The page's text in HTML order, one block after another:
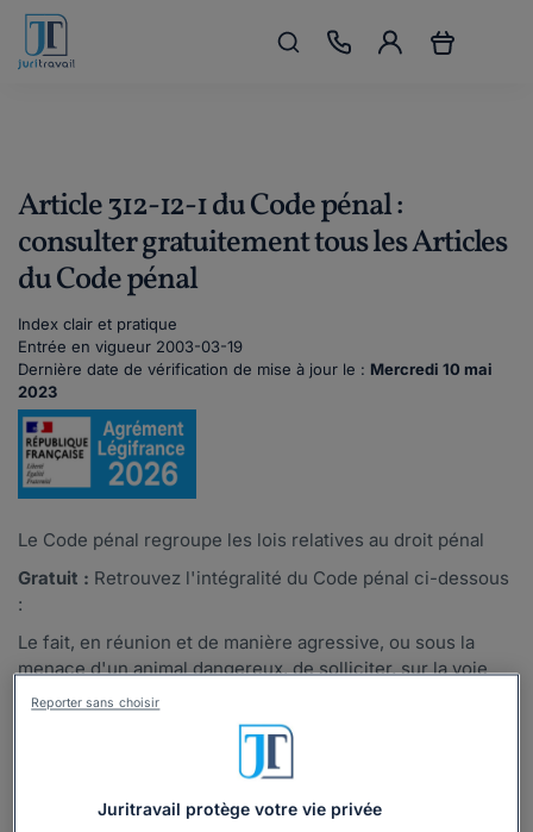
Article 312-12-1 du Code pénal :
consulter gratuitement tous les Articles
du Code pénal
Index clair et pratique
Entrée en vigueur 2003-03-19
Dernière date de vérification de mise à jour le : Mercredi 10 mai
2023
Le Code pénal regroupe les lois relatives au droit pénal
Gratuit : Retrouvez l'intégralité du Code pénal ci-dessous
:
Le fait, en réunion et de manière agressive, ou sous la
menace d'un animal dangereux, de solliciter, sur la voie
publique, la remise de fonds, de valeurs ou d'un bien est
puni de six mois d'emprisonnement et de 3 750 euros
Juritravail protège votre vie privée
Reporter sans choisir